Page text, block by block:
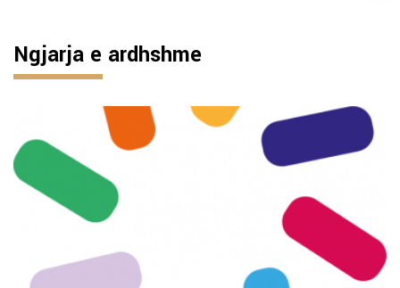
Ngjarja e ardhshme